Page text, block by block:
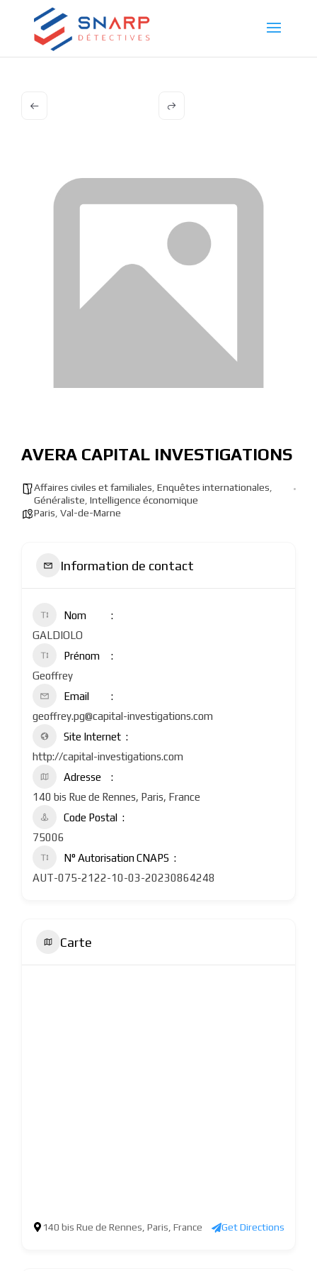
AVERA CAPITAL INVESTIGATIONS
Affaires civiles et familiales Enquêtes internationales
Généraliste Intelligence économique
Paris Val-de-Marne
Information de contact
Nom
GALDIOLO
Prénom
Geoffrey
Email
geoffrey.pg@capital-investigations.com
Site Internet
http://capital-investigations.com
Adresse
140 bis Rue de Rennes, Paris, France
Code Postal
75006
N° Autorisation CNAPS
AUT-075-2122-10-03-20230864248
Carte
140 bis Rue de Rennes, Paris, France Get Directions